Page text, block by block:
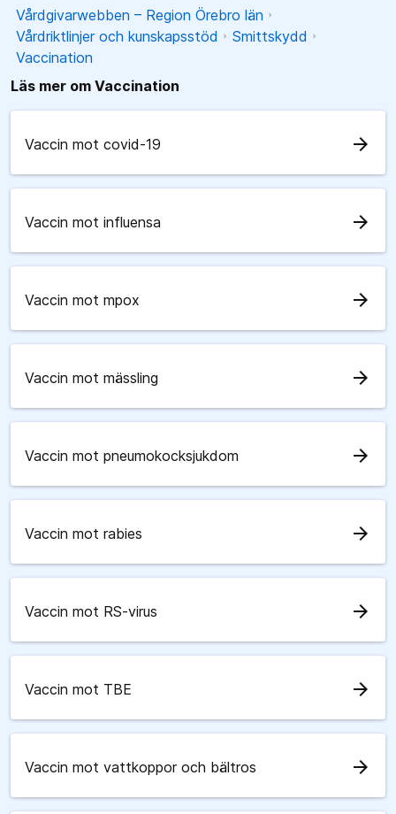
Vårdgivarwebben – Region Örebro län
Vårdriktlinjer och kunskapsstöd
Smittskydd
Vaccination
Läs mer om Vaccination
Vaccin mot covid-19 arrow_forward
Vaccin mot influensa arrow_forward
Vaccin mot mpox arrow_forward
Vaccin mot mässling arrow_forward
Vaccin mot pneumokocksjukdom arrow_forward
Vaccin mot rabies arrow_forward
Vaccin mot RS-virus arrow_forward
Vaccin mot TBE arrow_forward
Vaccin mot vattkoppor och bältros arrow_forward